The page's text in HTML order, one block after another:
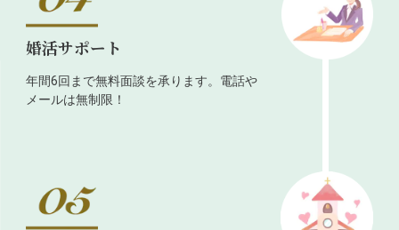
婚活サポート
年間6回まで無料面談を承ります。電話や
メールは無制限！